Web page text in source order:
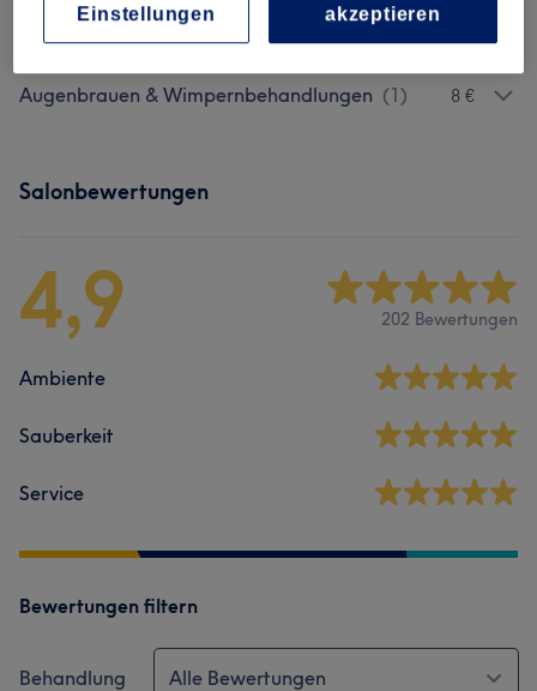
Kinder - Haarschnitte & Stylings
Augenbrauen & Wimpernbehandlungen (1) 8 €
Salonbewertungen
4,9 202 Bewertungen
Ambiente
Sauberkeit
Service
Bewertungen filtern
Behandlung Alle Bewertungen
Einstellungen
akzeptieren